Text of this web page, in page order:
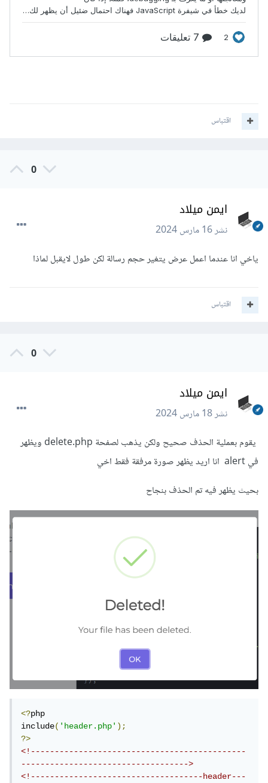
اقتباس
0
ايمن ميلاد
نشر16 مارس 2024
ياخي انا عندما اعمل عرض يتغير حجم رسالة لكن طول لايقبل لماذا
اقتباس
0
ايمن ميلاد
نشر18 مارس 2024
يقوم بعملية الحذف صحيح ولكن يذهب لصفحة delete.php ويظهر
في alert انا اريد يظهر صورة مرفقة فقط اخي
بحيث يظهر فيه تم الحذف بنجاح
<?php
include('header.php');
?>
<!---------------------------------------------
----------------------------------->
<!------------------------------------header---